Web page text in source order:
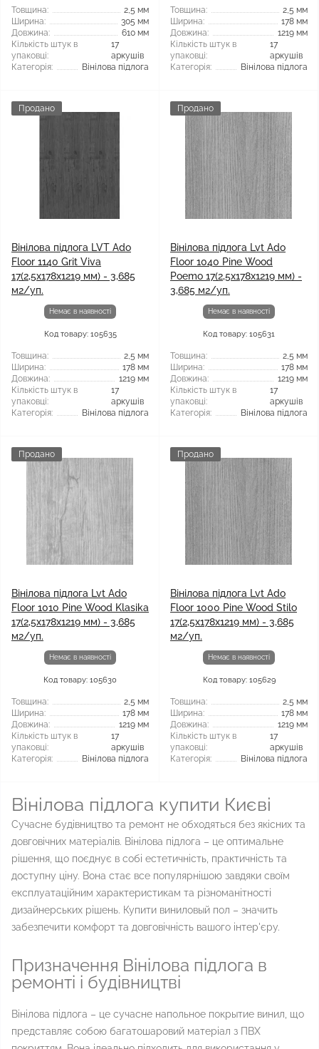
Товщина:
2,5 мм
Ширина:
305 мм
Довжина:
610 мм
Кількість штук в
упаковці:
17
аркушів
Категорія:
Вінілова підлога
Товщина:
2,5 мм
Ширина:
178 мм
Довжина:
1219 мм
Кількість штук в
упаковці:
17
аркушів
Категорія:
Вінілова підлога
Продано
Вінілова підлога LVT Ado
Floor 1140 Grit Viva
17(2,5x178x1219 мм) - 3,685
м2/уп.
Немає в наявності
Код товару: 105635
Товщина:
2,5 мм
Ширина:
178 мм
Довжина:
1219 мм
Кількість штук в
упаковці:
17
аркушів
Категорія:
Вінілова підлога
Продано
Вінілова підлога Lvt Ado
Floor 1040 Pine Wood
Poemo 17(2,5x178x1219 мм) -
3,685 м2/уп.
Немає в наявності
Код товару: 105631
Товщина:
2,5 мм
Ширина:
178 мм
Довжина:
1219 мм
Кількість штук в
упаковці:
17
аркушів
Категорія:
Вінілова підлога
Продано
Вінілова підлога Lvt Ado
Floor 1010 Pine Wood Klasika
17(2,5x178x1219 мм) - 3,685
м2/уп.
Немає в наявності
Код товару: 105630
Товщина:
2,5 мм
Ширина:
178 мм
Довжина:
1219 мм
Кількість штук в
упаковці:
17
аркушів
Категорія:
Вінілова підлога
Продано
Вінілова підлога Lvt Ado
Floor 1000 Pine Wood Stilo
17(2,5x178x1219 мм) - 3,685
м2/уп.
Немає в наявності
Код товару: 105629
Товщина:
2,5 мм
Ширина:
178 мм
Довжина:
1219 мм
Кількість штук в
упаковці:
17
аркушів
Категорія:
Вінілова підлога
Вінілова підлога купити Києві
Сучасне будівництво та ремонт не обходяться без якісних та
довговічних матеріалів. Вінілова підлога – це оптимальне
рішення, що поєднує в собі естетичність, практичність та
доступну ціну. Вона стає все популярнішою завдяки своїм
експлуатаційним характеристикам та різноманітності
дизайнерських рішень. Купити виниловый пол – значить
забезпечити комфорт та довговічність вашого інтер'єру.
Призначення Вінілова підлога в
ремонті і будівництві
Вінілова підлога – це сучасне напольное покрытие винил, що
представляє собою багатошаровий матеріал з ПВХ